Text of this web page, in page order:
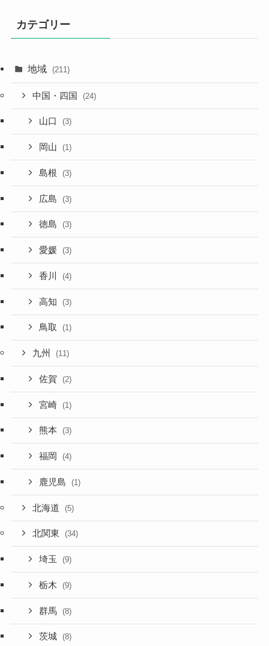
カテゴリー
地域 (211)
中国・四国 (24)
山口 (3)
岡山 (1)
島根 (3)
広島 (3)
徳島 (3)
愛媛 (3)
香川 (4)
高知 (3)
鳥取 (1)
九州 (11)
佐賀 (2)
宮崎 (1)
熊本 (3)
福岡 (4)
鹿児島 (1)
北海道 (5)
北関東 (34)
埼玉 (9)
栃木 (9)
群馬 (8)
茨城 (8)